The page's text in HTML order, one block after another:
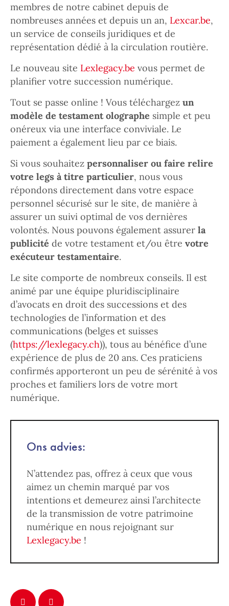
membres de notre cabinet depuis de
nombreuses années et depuis un an, Lexcar.be,
un service de conseils juridiques et de
représentation dédié à la circulation routière.
Le nouveau site Lexlegacy.be vous permet de
planifier votre succession numérique.
Tout se passe online ! Vous téléchargez un
modèle de testament olographe simple et peu
onéreux via une interface conviviale. Le
paiement a également lieu par ce biais.
Si vous souhaitez personnaliser ou faire relire
votre legs à titre particulier, nous vous
répondons directement dans votre espace
personnel sécurisé sur le site, de manière à
assurer un suivi optimal de vos dernières
volontés. Nous pouvons également assurer la
publicité de votre testament et/ou être votre
exécuteur testamentaire.
Le site comporte de nombreux conseils. Il est
animé par une équipe pluridisciplinaire
d’avocats en droit des successions et des
technologies de l’information et des
communications (belges et suisses
(https://lexlegacy.ch)), tous au bénéfice d’une
expérience de plus de 20 ans. Ces praticiens
confirmés apporteront un peu de sérénité à vos
proches et familiers lors de votre mort
numérique.
Ons advies:
N’attendez pas, offrez à ceux que vous
aimez un chemin marqué par vos
intentions et demeurez ainsi l’architecte
de la transmission de votre patrimoine
numérique en nous rejoignant sur
Lexlegacy.be !